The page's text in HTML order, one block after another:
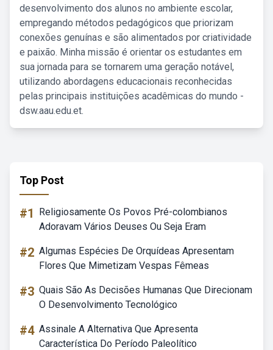
desenvolvimento dos alunos no ambiente escolar,
empregando métodos pedagógicos que priorizam
conexões genuínas e são alimentados por criatividade
e paixão. Minha missão é orientar os estudantes em
sua jornada para se tornarem uma geração notável,
utilizando abordagens educacionais reconhecidas
pelas principais instituições acadêmicas do mundo -
dsw.aau.edu.et.
Top Post
#1
Religiosamente Os Povos Pré-colombianos
Adoravam Vários Deuses Ou Seja Eram
#2 Algumas Espécies De Orquídeas Apresentam
Flores Que Mimetizam Vespas Fêmeas
#3 Quais São As Decisões Humanas Que Direcionam
O Desenvolvimento Tecnológico
#4 Assinale A Alternativa Que Apresenta
Característica Do Período Paleolítico